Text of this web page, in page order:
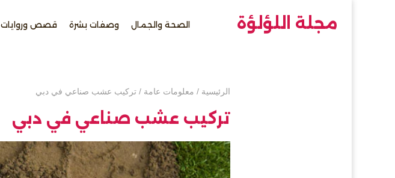
مجلة اللؤلؤة الصحة والجمال وصفات بشرة قصص وروايات
الرئيسية / معلومات عامة /تركيب عشب صناعي في دبي
تركيب عشب صناعي في دبي